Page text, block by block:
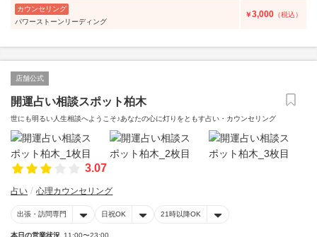
カウンセリング
パワーストーンリーディング
￥3,000 （税込）
店舗公式
開運占い相談スポット柏木
世にも明るい人生相談へようこそ♪あなたの心に灯りをともす占い・カウンセリング
3.07
占い 心理カウンセリング
出張・訪問専門 日祝OK 21時以降OK
本日の営業状況 11:00〜23:00